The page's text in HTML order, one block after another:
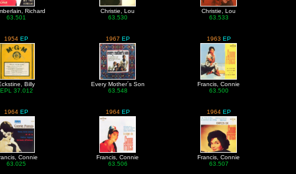
Richard
63.501
Christie, Lou
63.530
Christie, Lou
63.533
1954 EP
Billy
EPL 37.012
1967 EP
Every Mother´s Son
63.548
1963 EP
Francis, Connie
63.500
1964 EP
Connie
63.025
1964 EP
Francis, Connie
63.506
1964 EP
Francis, Connie
63.507